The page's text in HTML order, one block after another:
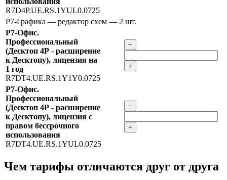
R7D4P.UE.RS.1YUL0.0725
Р7-Графика — редактор схем — 2 шт.
Р7-Офис.
Профессиональный
(Десктоп 4Р - расширение
к Десктопу), лицензия на
1 год
R7DT4.UE.RS.1Y1Y0.0725
−
+
Р7-Офис.
Профессиональный
(Десктоп 4Р - расширение
к Десктопу), лицензия с
правом бессрочного
использования
R7DT4.UE.RS.1YUL0.0725
−
+
Чем тарифы отличаются друг от друга